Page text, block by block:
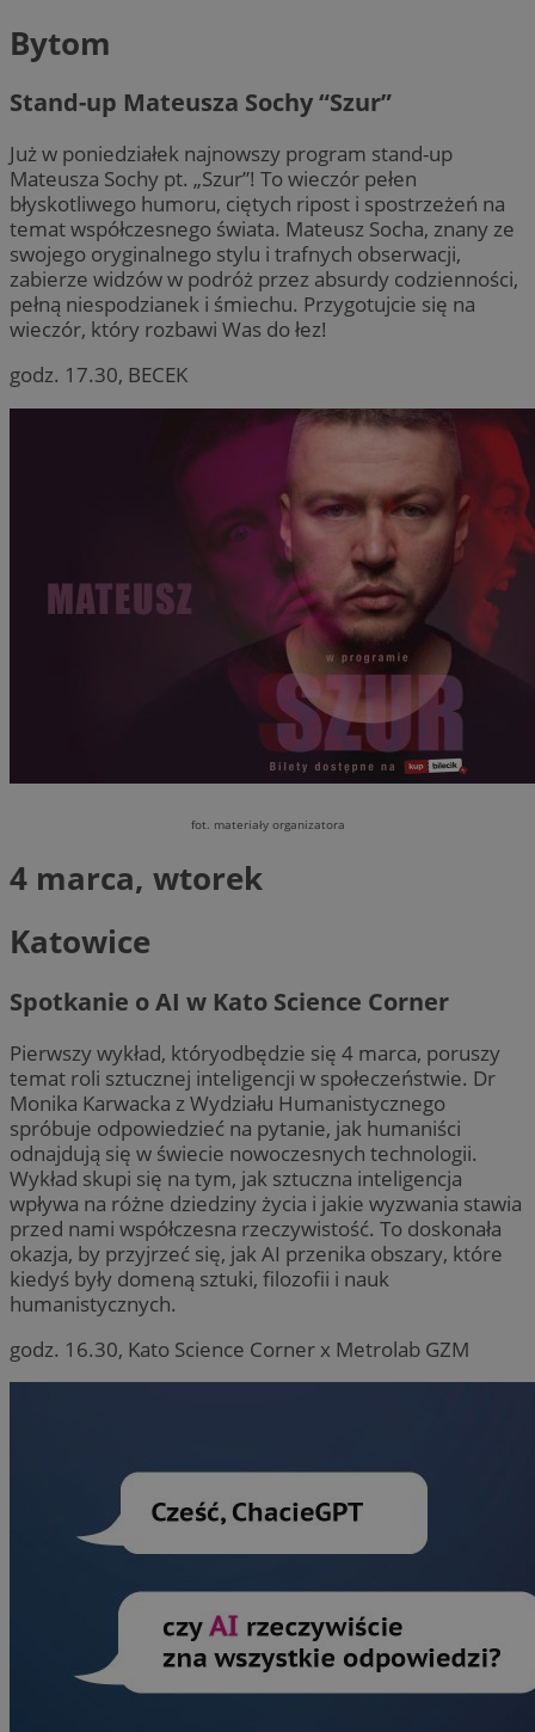
Bytom
Stand-up Mateusza Sochy “Szur”
Już w poniedziałek najnowszy program stand-up
Mateusza Sochy pt. „Szur”! To wieczór pełen
błyskotliwego humoru, ciętych ripost i spostrzeżeń na
temat współczesnego świata. Mateusz Socha, znany ze
swojego oryginalnego stylu i trafnych obserwacji,
zabierze widzów w podróż przez absurdy codzienności,
pełną niespodzianek i śmiechu. Przygotujcie się na
wieczór, który rozbawi Was do łez!
godz. 17.30, BECEK
fot. materiały organizatora
4 marca, wtorek
Katowice
Spotkanie o AI w Kato Science Corner
Pierwszy wykład, któryodbędzie się 4 marca, poruszy
temat roli sztucznej inteligencji w społeczeństwie. Dr
Monika Karwacka z Wydziału Humanistycznego
spróbuje odpowiedzieć na pytanie, jak humaniści
odnajdują się w świecie nowoczesnych technologii.
Wykład skupi się na tym, jak sztuczna inteligencja
wpływa na różne dziedziny życia i jakie wyzwania stawia
przed nami współczesna rzeczywistość. To doskonała
okazja, by przyjrzeć się, jak AI przenika obszary, które
kiedyś były domeną sztuki, filozofii i nauk
humanistycznych.
godz. 16.30, Kato Science Corner x Metrolab GZM